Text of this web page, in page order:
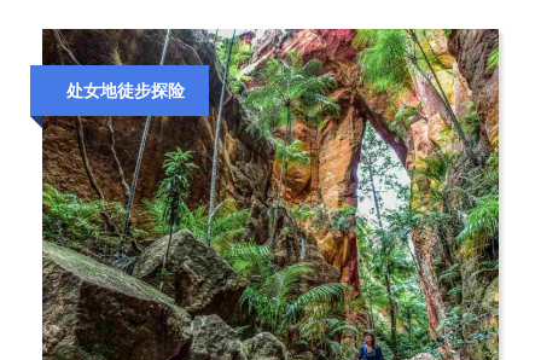
处女地徒步探险